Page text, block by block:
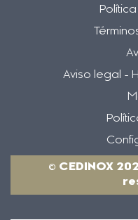
Aviso legal -
© CEDINOX